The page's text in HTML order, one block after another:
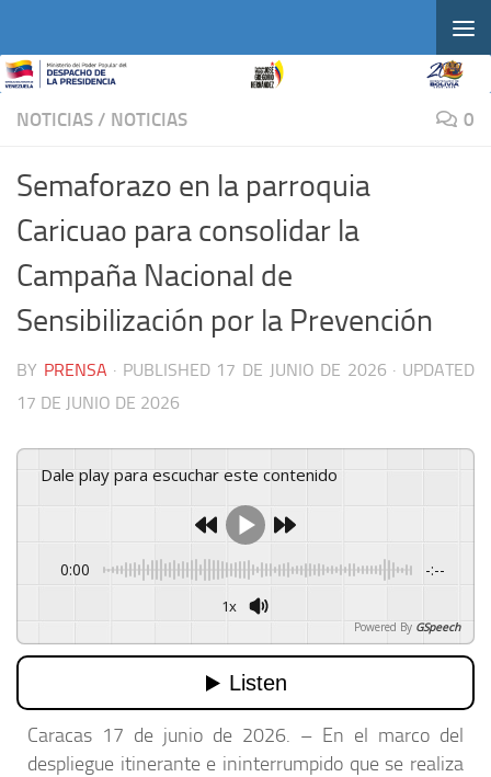
NOTICIAS / NOTICIAS 0
Semaforazo en la parroquia
Caricuao para consolidar la
Campaña Nacional de
Sensibilización por la Prevención
BY PRENSA · PUBLISHED 17 DE JUNIO DE 2026 · UPDATED
17 DE JUNIO DE 2026
Dale play para escuchar este contenido
0:00 -:--
1x
Powered By GSpeech
Caracas 17 de junio de 2026. – En el marco del
despliegue itinerante e ininterrumpido que se realiza